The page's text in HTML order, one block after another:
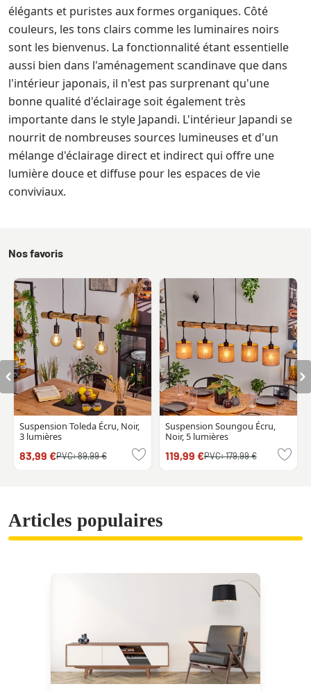
élégants et puristes aux formes organiques. Côté
couleurs, les tons clairs comme les luminaires noirs
sont les bienvenus. La fonctionnalité étant essentielle
aussi bien dans l'aménagement scandinave que dans
l'intérieur japonais, il n'est pas surprenant qu'une
bonne qualité d'éclairage soit également très
importante dans le style Japandi. L'intérieur Japandi se
nourrit de nombreuses sources lumineuses et d'un
mélange d'éclairage direct et indirect qui offre une
lumière douce et diffuse pour les espaces de vie
conviviaux.
Nos favoris
Suspension Toleda Écru, Noir,
3 lumières
83,99 €PVC:89,99 €
Suspension Soungou Écru,
Noir, 5 lumières
119,99 €PVC:179,99 €
Articles populaires